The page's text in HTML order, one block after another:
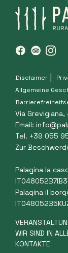
Disclaimer
Allgemeine
Via
Email:
Tel. +39 055
Zur
Palagina la
Palagina il
WIR SIND IN
KONTAKTE